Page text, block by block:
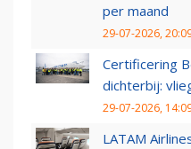
per maand
29-07-2026,
Certificering
dichterbij:
29-07-2026,
LATAM